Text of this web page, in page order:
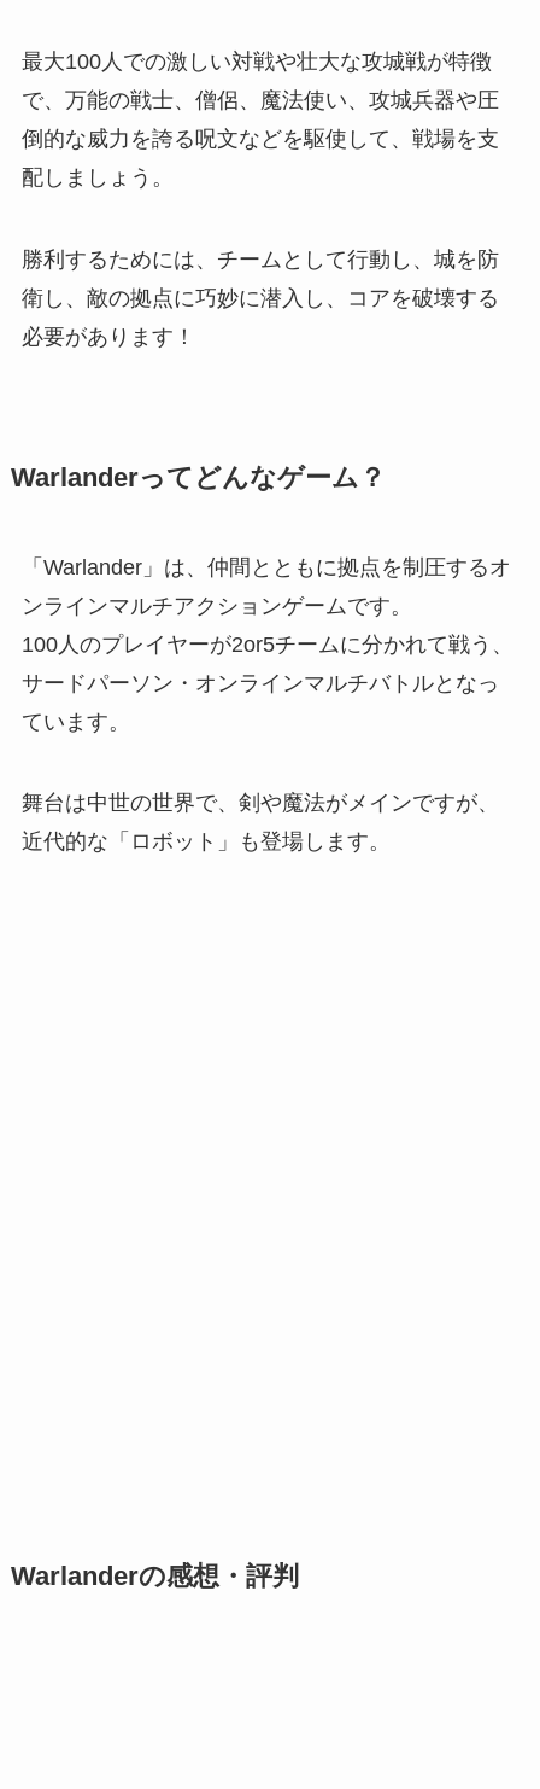
最大100人での激しい対戦や壮大な攻城戦が特徴
で、万能の戦士、僧侶、魔法使い、攻城兵器や圧
倒的な威力を誇る呪文などを駆使して、戦場を支
配しましょう。
勝利するためには、チームとして行動し、城を防
衛し、敵の拠点に巧妙に潜入し、コアを破壊する
必要があります！
Warlanderってどんなゲーム？
「Warlander」は、仲間とともに拠点を制圧するオ
ンラインマルチアクションゲームです。
100人のプレイヤーが2or5チームに分かれて戦う、
サードパーソン・オンラインマルチバトルとなっ
ています。
舞台は中世の世界で、剣や魔法がメインですが、
近代的な「ロボット」も登場します。
Warlanderの感想・評判